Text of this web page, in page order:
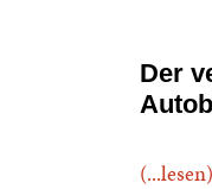
Der
(...lesen)